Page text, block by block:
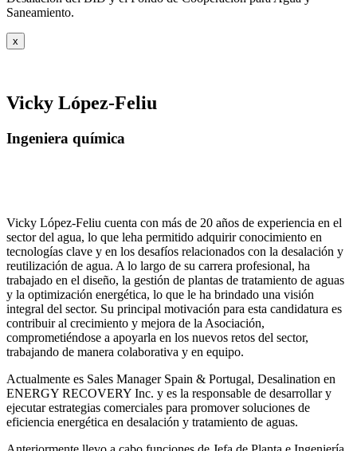
Saneamiento.
x
Vicky López-Feliu
Ingeniera química
Vicky López-Feliu cuenta con más de 20 años de experiencia en el
sector del agua, lo que leha permitido adquirir conocimiento en
tecnologías clave y en los desafíos relacionados con la desalación y
reutilización de agua. A lo largo de su carrera profesional, ha
trabajado en el diseño, la gestión de plantas de tratamiento de aguas
y la optimización energética, lo que le ha brindado una visión
integral del sector. Su principal motivación para esta candidatura es
contribuir al crecimiento y mejora de la Asociación,
comprometiéndose a apoyarla en los nuevos retos del sector,
trabajando de manera colaborativa y en equipo.
Actualmente es Sales Manager Spain & Portugal, Desalination en
ENERGY RECOVERY Inc. y es la responsable de desarrollar y
ejecutar estrategias comerciales para promover soluciones de
eficiencia energética en desalación y tratamiento de aguas.